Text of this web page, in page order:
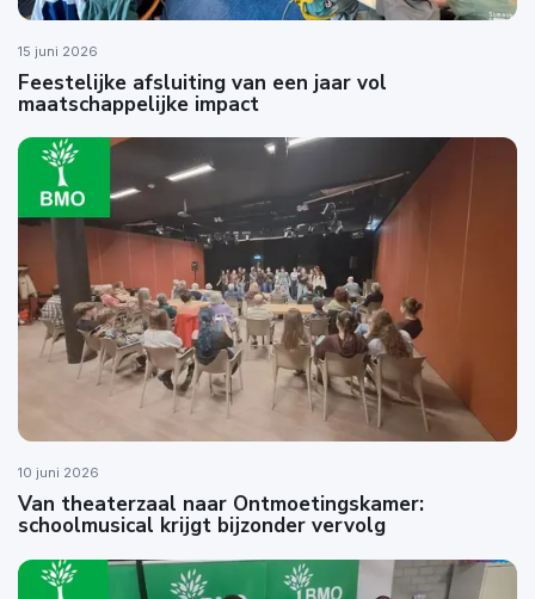
15 juni 2026
Feestelijke afsluiting van een jaar vol
maatschappelijke impact
10 juni 2026
Van theaterzaal naar Ontmoetingskamer:
schoolmusical krijgt bijzonder vervolg